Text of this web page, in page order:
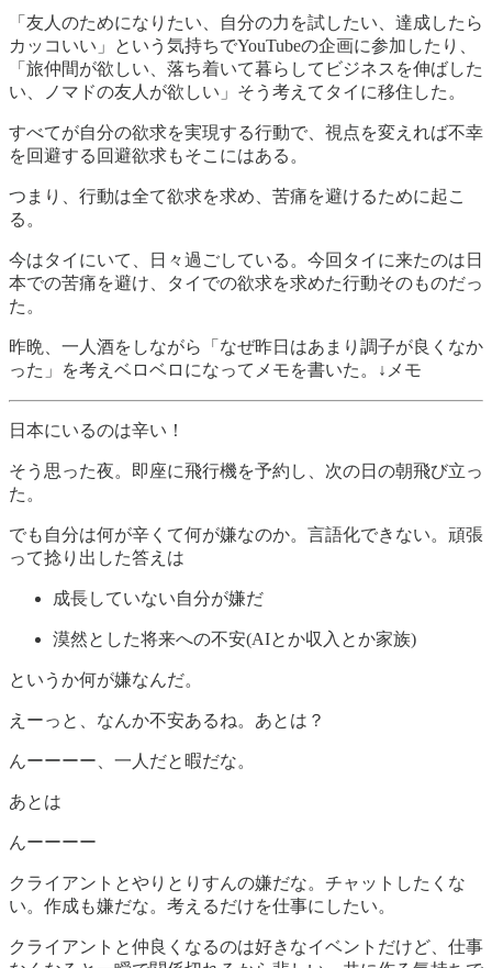
「友人のためになりたい、自分の力を試したい、達成したら
カッコいい」という気持ちでYouTubeの企画に参加したり、
「旅仲間が欲しい、落ち着いて暮らしてビジネスを伸ばした
い、ノマドの友人が欲しい」そう考えてタイに移住した。
すべてが自分の欲求を実現する行動で、視点を変えれば不幸
を回避する回避欲求もそこにはある。
つまり、行動は全て欲求を求め、苦痛を避けるために起こ
る。
今はタイにいて、日々過ごしている。今回タイに来たのは日
本での苦痛を避け、タイでの欲求を求めた行動そのものだっ
た。
昨晩、一人酒をしながら「なぜ昨日はあまり調子が良くなか
った」を考えベロベロになってメモを書いた。↓メモ
日本にいるのは辛い！
そう思った夜。即座に飛行機を予約し、次の日の朝飛び立っ
た。
でも自分は何が辛くて何が嫌なのか。言語化できない。頑張
って捻り出した答えは
成長していない自分が嫌だ
漠然とした将来への不安(AIとか収入とか家族)
というか何が嫌なんだ。
えーっと、なんか不安あるね。あとは？
んーーーー、一人だと暇だな。
あとは
んーーーー
クライアントとやりとりすんの嫌だな。チャットしたくな
い。作成も嫌だな。考えるだけを仕事にしたい。
クライアントと仲良くなるのは好きなイベントだけど、仕事